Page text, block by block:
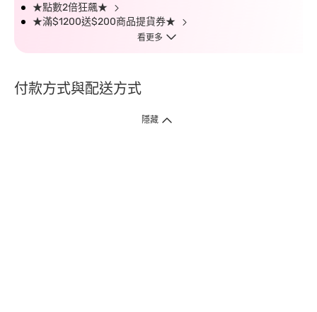
★點數2倍狂飆★
★滿$1200送$200商品提貨券★
看更多
付款方式與配送方式
隱藏